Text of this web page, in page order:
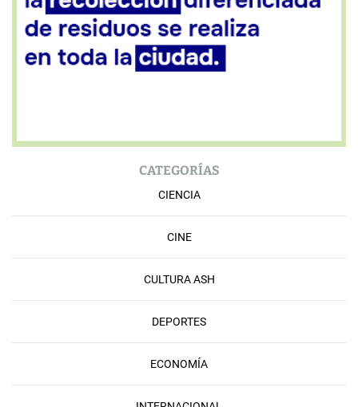
CATEGORÍAS
CIENCIA
CINE
CULTURA ASH
DEPORTES
ECONOMÍA